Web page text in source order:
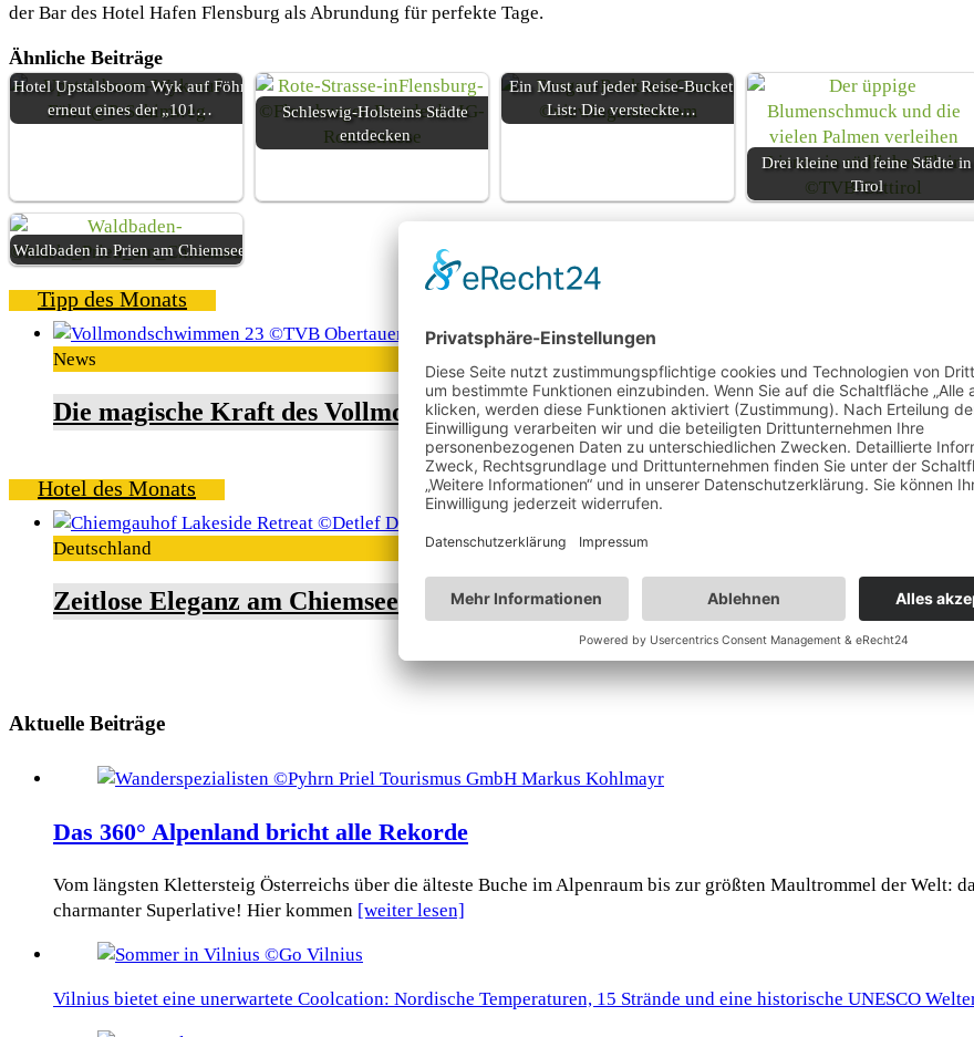
der Bar des Hotel Hafen Flensburg als Abrundung für perfekte Tage.
Ähnliche Beiträge
Hotel Upstalsboom Wyk auf Föhr
erneut eines der „101…
Schleswig-Holsteins Städte
entdecken
Ein Must auf jeder Reise-Bucket
List: Die versteckte…
Drei kleine und feine Städte in
Tirol
Waldbaden in Prien am Chiemsee
Tipp des Monats
News
Die magische Kraft des Vollmondschwimmens im Bergsee
Hotel des Monats
Deutschland
Zeitlose Eleganz am Chiemsee
Aktuelle Beiträge
Das 360° Alpenland bricht alle Rekorde
Vom längsten Klettersteig Österreichs über die älteste Buche im Alpenraum bis zur größten Maultrommel der Welt:
charmanter Superlative! Hier kommen [weiter lesen]
Vilnius bietet eine unerwartete Coolcation: Nordische Temperaturen, 15 Strände und eine historische UNESCO